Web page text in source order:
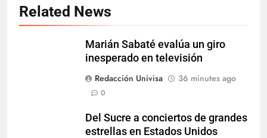
Related News
Marián Sabaté evalúa un giro
inesperado en televisión
Redacción Univisa
36 minutes ago
0
Del Sucre a conciertos de grandes
estrellas en Estados Unidos